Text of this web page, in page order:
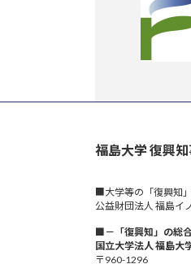
福島大学 復興
■大学等の「復興知
公益財団法人 福島イ
■－「復興知」の総
国立大学法人 福島
〒960-1296